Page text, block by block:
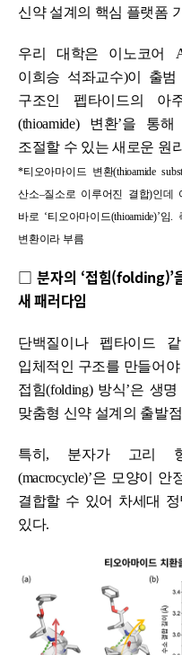
신약 설계의 핵심 플랫폼
우리 대학은 이노코어
이희승 석좌교수)이 출
구조인 펩타이드의 아
(thioamide) 변환’을 통
조절할 수 있는 새로운 원
*티오아마이드 변환(thioamide
산소–질소로 이루어진 결합)인
바로 ‘티오아마이드(thioamide)’
변환이라 부름
□ 분자의 ‘접힘(folding)’
새 패러다임
단백질이나 펩타이드
입체적인 구조를 만들어
접힘(folding) 방식’은 생
맞춤형 신약 설계의 출발
특히, 분자가 고리 형
(macrocycle)’은 모양이
결합할 수 있어 차세대
있다.